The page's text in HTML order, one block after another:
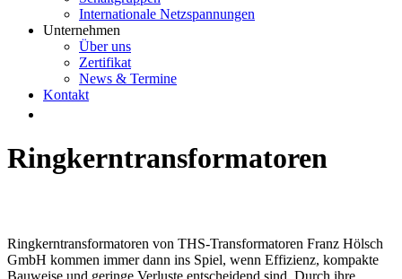
Internationale Netzspannungen
Unternehmen
Über uns
Zertifikat
News & Termine
Kontakt
Ringkerntransformatoren
Ringkerntransformatoren von THS-Transformatoren Franz Hölsch
GmbH kommen immer dann ins Spiel, wenn Effizienz, kompakte
Bauweise und geringe Verluste entscheidend sind. Durch ihre